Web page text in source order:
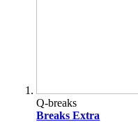
Q-breaks
Breaks Extra